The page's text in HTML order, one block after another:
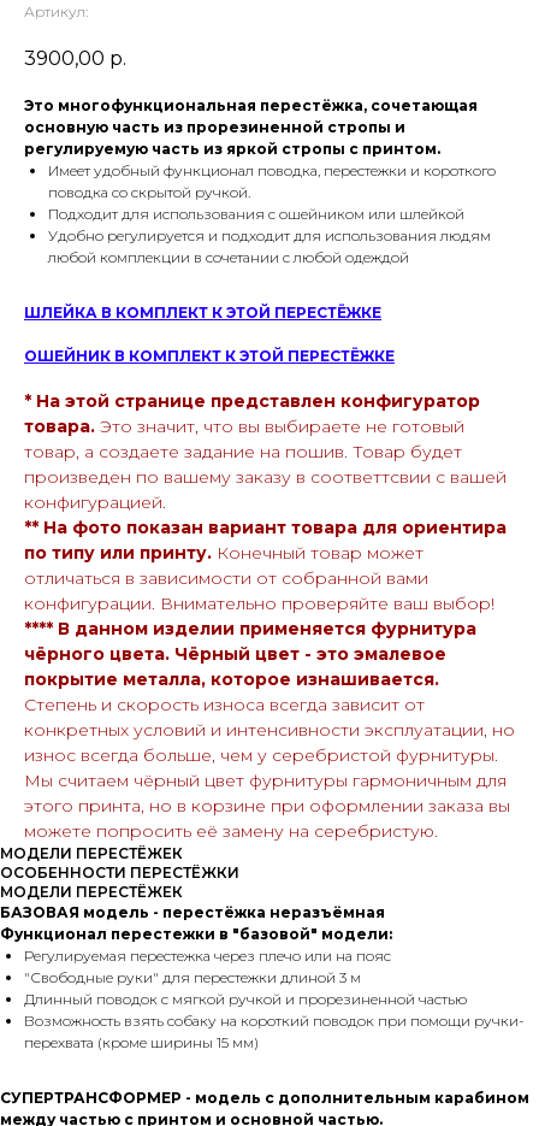
Артикул:
3900,00 р.
Это многофункциональная перестёжка, сочетающая
основную часть из прорезиненной стропы и
регулируемую часть из яркой стропы с принтом.
Имеет удобный функционал поводка, перестежки и короткого
поводка со скрытой ручкой.
Подходит для использования с ошейником или шлейкой
Удобно регулируется и подходит для использования людям
любой комплекции в сочетании с любой одеждой
ШЛЕЙКА В КОМПЛЕКТ К ЭТОЙ ПЕРЕСТЁЖКЕ
ОШЕЙНИК В КОМПЛЕКТ К ЭТОЙ ПЕРЕСТЁЖКЕ
* На этой странице представлен конфигуратор
товара. Это значит, что вы выбираете не готовый
товар, а создаете задание на пошив. Товар будет
произведен по вашему заказу в соответтсвии с вашей
конфигурацией.
** На фото показан вариант товара для ориентира
по типу или принту. Конечный товар может
отличаться в зависимости от собранной вами
конфигурации. Внимательно проверяйте ваш выбор!
**** В данном изделии применяется фурнитура
чёрного цвета. Чёрный цвет - это эмалевое
покрытие металла, которое изнашивается.
Степень и скорость износа всегда зависит от
конкретных условий и интенсивности эксплуатации, но
износ всегда больше, чем у серебристой фурнитуры.
Мы считаем чёрный цвет фурнитуры гармоничным для
этого принта, но в корзине при оформлении заказа вы
можете попросить её замену на серебристую.
МОДЕЛИ ПЕРЕСТЁЖЕК
ОСОБЕННОСТИ ПЕРЕСТЁЖКИ
МОДЕЛИ ПЕРЕСТЁЖЕК
БАЗОВАЯ модель - перестёжка неразъёмная
Функционал перестежки в "базовой" модели:
Регулируемая перестежка через плечо или на пояс
"Свободные руки" для перестежки длиной 3 м
Длинный поводок с мягкой ручкой и прорезиненной частью
Возможность взять собаку на короткий поводок при помощи ручки-
перехвата (кроме ширины 15 мм)
СУПЕРТРАНСФОРМЕР - модель с дополнительным карабином
между частью с принтом и основной частью.